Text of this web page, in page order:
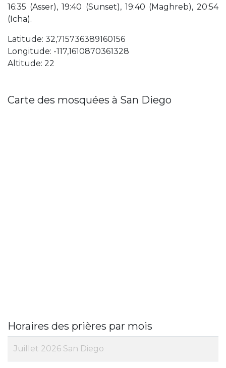
16:35 (Asser), 19:40 (Sunset), 19:40 (Maghreb), 20:54
(Icha).
Latitude: 32,715736389160156
Longitude: -117,1610870361328
Altitude: 22
Carte des mosquées à San Diego
Horaires des prières par mois
Juillet 2026 San Diego